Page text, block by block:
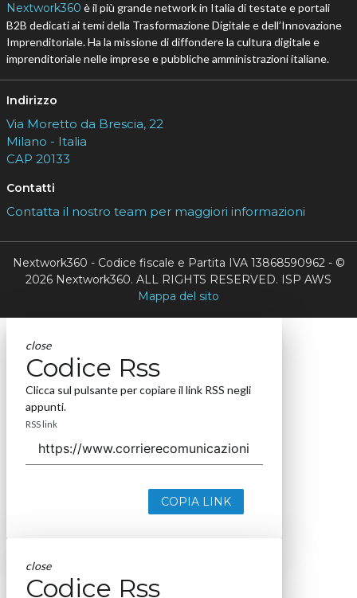
Nextwork360 è il più grande network in Italia di testate e portali
B2B dedicati ai temi della Trasformazione Digitale e dell’Innovazione
Imprenditoriale. Ha la missione di diffondere la cultura digitale e
imprenditoriale nelle imprese e pubbliche amministrazioni italiane.
Indirizzo
Via Moretto da Brescia, 22
Milano - Italia
CAP 20133
Contatti
Contatta il nostro team per maggiori informazioni
Nextwork360 - Codice fiscale e Partita IVA 13868590962 - ©
2026 Nextwork360. ALL RIGHTS RESERVED. ISP AWS
Mappa del sito
close
Codice Rss
Clicca sul pulsante per copiare il link RSS negli
appunti.
RSS link
COPIA LINK
close
Codice Rss